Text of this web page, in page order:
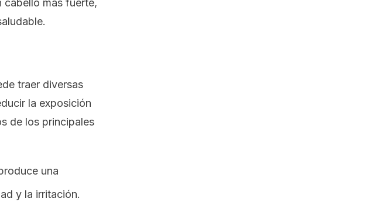
cabello más fuerte,
traer diversas
la exposición
de los principales
una
y la irritación.